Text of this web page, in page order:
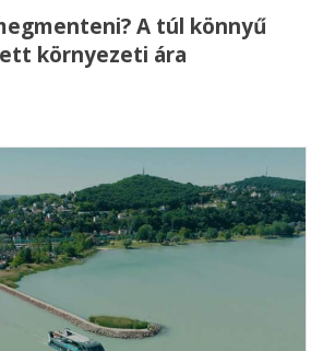
A túl könnyű
környezeti ára